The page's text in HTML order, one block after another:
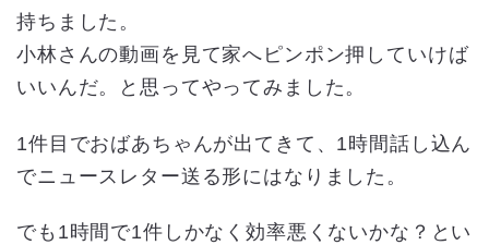
持ちました。
小林さんの動画を見て家へピンポン押していけば
いいんだ。と思ってやってみました。
1件目でおばあちゃんが出てきて、1時間話し込ん
でニュースレター送る形にはなりました。
でも1時間で1件しかなく効率悪くないかな？とい